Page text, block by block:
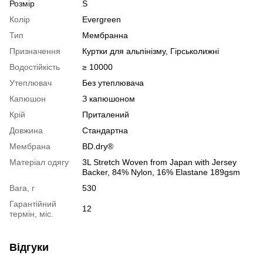
Розмір
S
Колір
Evergreen
Тип
Мембранна
Призначення
Куртки для альпінізму, Гірськолижні
Водостійкість
≥ 10000
Утеплювач
Без утеплювача
Капюшон
З капюшоном
Крій
Приталений
Довжина
Стандартна
Мембрана
BD.dry®
Матеріал одягу
3L Stretch Woven from Japan with Jersey
Backer, 84% Nylon, 16% Elastane 189gsm
Вага, г
530
Гарантійний
термін, міс.
12
Відгуки